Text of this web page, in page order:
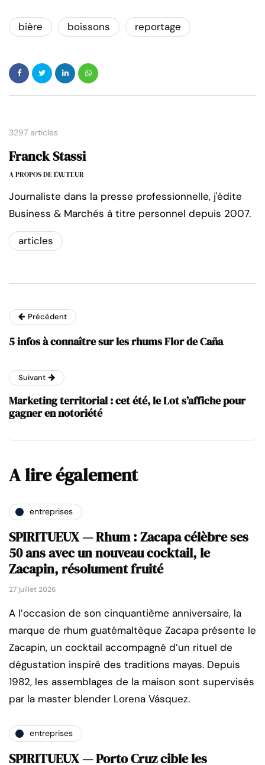
bière boissons reportage
3297 articles
Franck Stassi
A PROPOS DE L'AUTEUR
Journaliste dans la presse professionnelle, j'édite
Business & Marchés à titre personnel depuis 2007.
articles
Précédent
5 infos à connaître sur les rhums Flor de Caña
Suivant
Marketing territorial : cet été, le Lot s’affiche pour
gagner en notoriété
A lire également
entreprises
SPIRITUEUX — Rhum : Zacapa célèbre ses
50 ans avec un nouveau cocktail, le
Zacapin, résolument fruité
27 juillet 2026
A l’occasion de son cinquantième anniversaire, la
marque de rhum guatémaltèque Zacapa présente le
Zacapin, un cocktail accompagné d’un rituel de
dégustation inspiré des traditions mayas. Depuis
1982, les assemblages de la maison sont supervisés
par la master blender Lorena Vásquez.
entreprises
SPIRITUEUX — Porto Cruz cible les